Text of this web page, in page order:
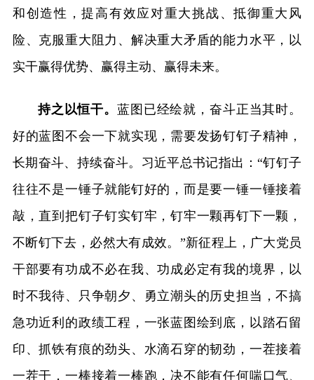
和创造性，提高有效应对重大挑战、抵御重大风
险、克服重大阻力、解决重大矛盾的能力水平，以
实干赢得优势、赢得主动、赢得未来。
持之以恒干。蓝图已经绘就，奋斗正当其时。
好的蓝图不会一下就实现，需要发扬钉钉子精神，
长期奋斗、持续奋斗。习近平总书记指出：“钉钉子
往往不是一锤子就能钉好的，而是要一锤一锤接着
敲，直到把钉子钉实钉牢，钉牢一颗再钉下一颗，
不断钉下去，必然大有成效。”新征程上，广大党员
干部要有功成不必在我、功成必定有我的境界，以
时不我待、只争朝夕、勇立潮头的历史担当，不搞
急功近利的政绩工程，一张蓝图绘到底，以踏石留
印、抓铁有痕的劲头、水滴石穿的韧劲，一茬接着
一茬干，一棒接着一棒跑，决不能有任何喘口气、